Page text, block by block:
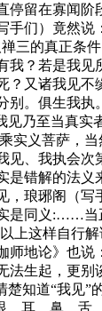
留在寡闻
手们）竟然
三的真正条
？若是我
又诸我见
。俱生我执
乃至当真
实义菩萨，
、我执会
错解的法
琅琊阁（
是同义:……
上这样自行
地论》也
生起，更
知道“我见